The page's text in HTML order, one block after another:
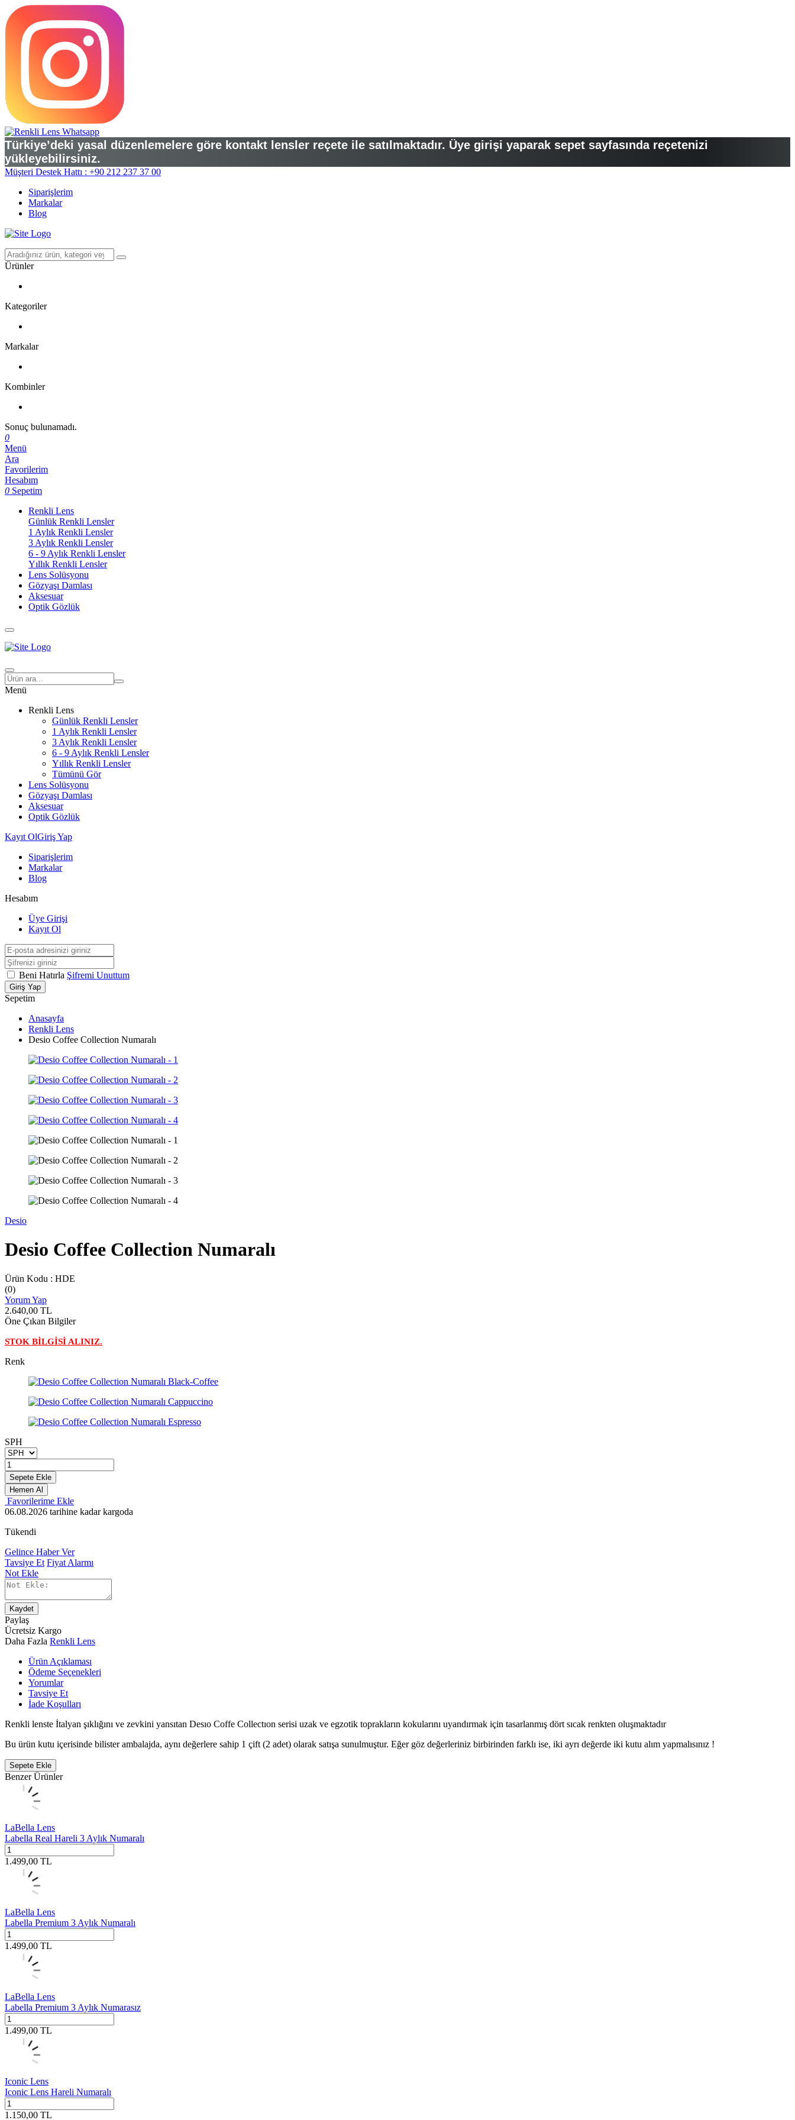
Türkiye’deki yasal düzenlemelere göre kontakt lensler reçete ile satılmaktadır. Üye girişi yaparak sepet sayfasında reçetenizi
yükleyebilirsiniz.
Müşteri Destek Hattı : +90 212 237 37 00
Siparişlerim
Markalar
Blog
Ürünler
Kategoriler
Markalar
Kombinler
Sonuç bulunamadı.
0
Menü
Ara
Favorilerim
Hesabım
0 Sepetim
Renkli Lens
Günlük Renkli Lensler
1 Aylık Renkli Lensler
3 Aylık Renkli Lensler
6 - 9 Aylık Renkli Lensler
Yıllık Renkli Lensler
Lens Solüsyonu
Gözyaşı Damlası
Aksesuar
Optik Gözlük
Menü
Renkli Lens
Günlük Renkli Lensler
1 Aylık Renkli Lensler
3 Aylık Renkli Lensler
6 - 9 Aylık Renkli Lensler
Yıllık Renkli Lensler
Tümünü Gör
Lens Solüsyonu
Gözyaşı Damlası
Aksesuar
Optik Gözlük
Kayıt OlGiriş Yap
Siparişlerim
Markalar
Blog
Hesabım
Üye Girişi
Kayıt Ol
Beni Hatırla Şifremi Unuttum
Giriş Yap
Sepetim
Anasayfa
Renkli Lens
Desio Coffee Collection Numaralı
Desio
Desio Coffee Collection Numaralı
Ürün Kodu : HDE
(0)
Yorum Yap
2.640,00 TL
Öne Çıkan Bilgiler
STOK BİLGİSİ ALINIZ.
Renk
SPH
Sepete Ekle
Hemen Al
Favorilerime Ekle
06.08.2026 tarihine kadar kargoda
Tükendi
Gelince Haber Ver
Tavsiye Et Fiyat Alarmı
Not Ekle
Kaydet
Paylaş
Ücretsiz Kargo
Daha Fazla Renkli Lens
Ürün Açıklaması
Ödeme Seçenekleri
Yorumlar
Tavsiye Et
İade Koşulları
Renkli lenste İtalyan şıklığını ve zevkini yansıtan Desıo Coffe Collectıon serisi uzak ve egzotik toprakların kokularını uyandırmak için tasarlanmış dört sıcak renkten oluşmaktadır
Bu ürün kutu içerisinde bilister ambalajda, aynı değerlere sahip 1 çift (2 adet) olarak satışa sunulmuştur. Eğer göz değerleriniz birbirinden farklı ise, iki ayrı değerde iki kutu alım yapmalısınız !
Sepete Ekle
Benzer Ürünler
LaBella Lens
Labella Real Hareli 3 Aylık Numaralı
1.499,00 TL
LaBella Lens
Labella Premium 3 Aylık Numaralı
1.499,00 TL
LaBella Lens
Labella Premium 3 Aylık Numarasız
1.499,00 TL
Iconic Lens
Iconic Lens Hareli Numaralı
1.150,00 TL